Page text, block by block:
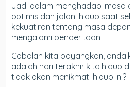
Jadi dalam menghadapi masa
optimis dan jalani hidup saat
kekuatiran tentang masa
mengalami penderitaan.
Cobalah kita bayangkan,
adalah hari terakhir kita hidup
tidak akan menikmati hidup ini?